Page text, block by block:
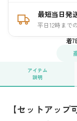
最短当日発
平日12時まで
着
アイテム
説明
【セットアッ